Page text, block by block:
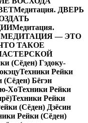
Медитация. ДВЕРЬ
Медитация.
МЕДИТАЦИЯ — ЭТО
ЧТО ТАКОЕ
(Сёден) Гэдоку-
Техники Рейки
(Сёден) Бёгэн
ХоТехники Рейки
Техники Рейки
(Сёден) Дзёсин
Рейки (Сёден)